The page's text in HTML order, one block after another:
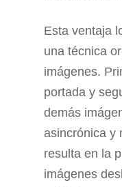
Esta ventaja
una técnica
imágenes.
portada y
demás
asincrónica y
resulta en la
imágenes